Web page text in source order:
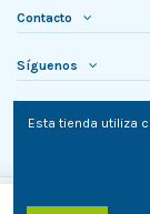
Contacto
Síguenos
Esta tienda utiliza